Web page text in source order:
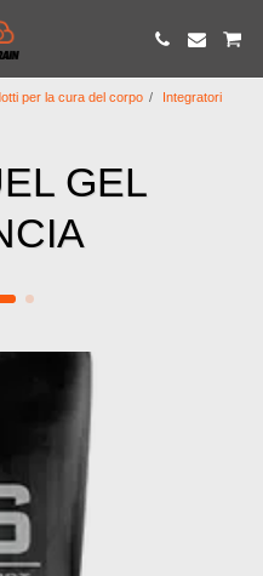
per la cura del corpo
Integratori
GEL